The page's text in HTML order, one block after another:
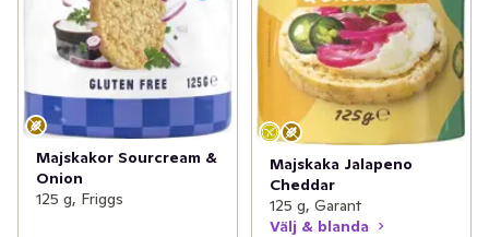
Majskakor Sourcream &
Onion
125 g, Friggs
Majskaka Jalapeno
Cheddar
125 g, Garant
Välj & blanda